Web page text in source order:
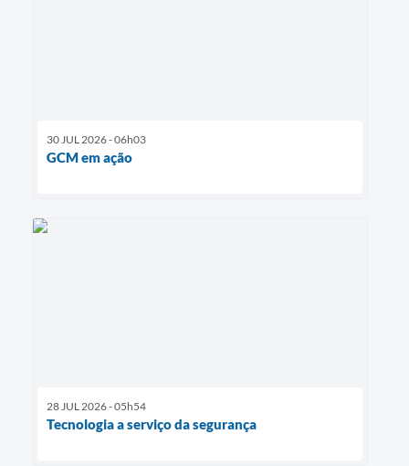
30 JUL 2026 - 06h03
GCM em ação
28 JUL 2026 - 05h54
Tecnologia a serviço da segurança